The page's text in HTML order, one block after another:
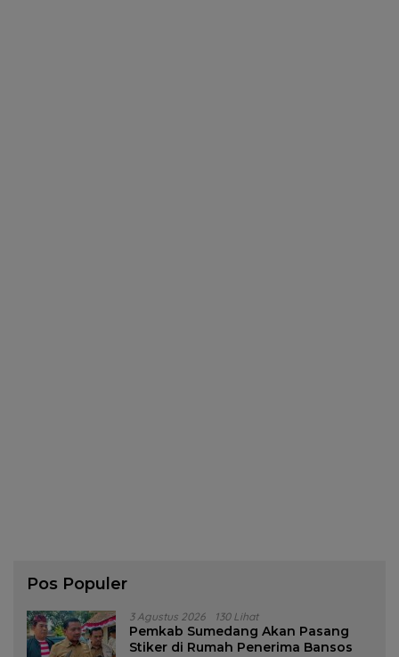
Pos Populer
3 Agustus 2026 130 Lihat
Pemkab Sumedang Akan Pasang
Stiker di Rumah Penerima Bansos